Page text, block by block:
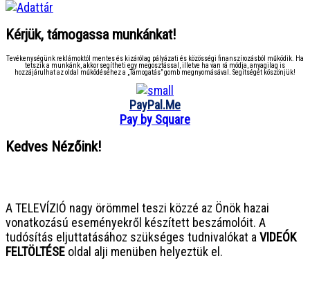
Kérjük, támogassa munkánkat!
Tevékenységünk reklámoktól mentes és kizárólag pályázati és közösségi finanszírozásból működik. Ha
tetszik a munkánk, akkor segítheti egy megosztással, illetve ha van rá módja, anyagilag is
hozzájárulhat az oldal működéséhez a „Támogatás” gomb megnyomásával. Segítségét köszönjük!
PayPal.Me
Pay by Square
Kedves Nézőink!
A TELEVÍZIÓ nagy örömmel teszi közzé az Önök hazai
vonatkozású eseményekről készített beszámolóit. A
tudósítás eljuttatásához szükséges tudnivalókat a VIDEÓK
FELTÖLTÉSE oldal alji menüben helyeztük el.